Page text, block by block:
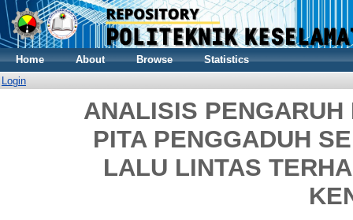
Home About Browse
Statistics
Login
ANALISIS
PITA PENGGADUH
LALU LINTAS